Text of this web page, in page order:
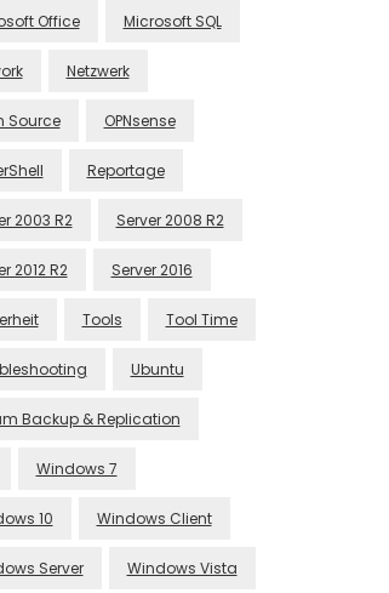
Office Microsoft SQL
Netzwerk
Source OPNsense
Reportage
2003 R2 Server 2008 R2
2012 R2 Server 2016
Tools Tool Time
Ubuntu
Backup & Replication
Windows 7
10 Windows Client
Server Windows Vista